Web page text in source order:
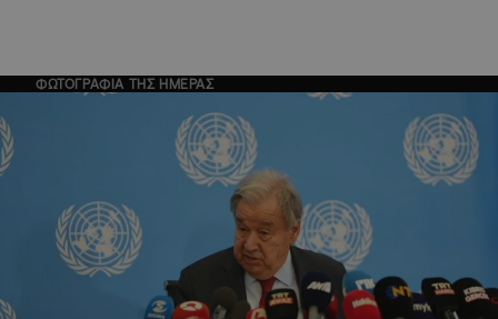
ΦΩΤΟΓΡΑΦΙΑ ΤΗΣ ΗΜΕΡΑΣ